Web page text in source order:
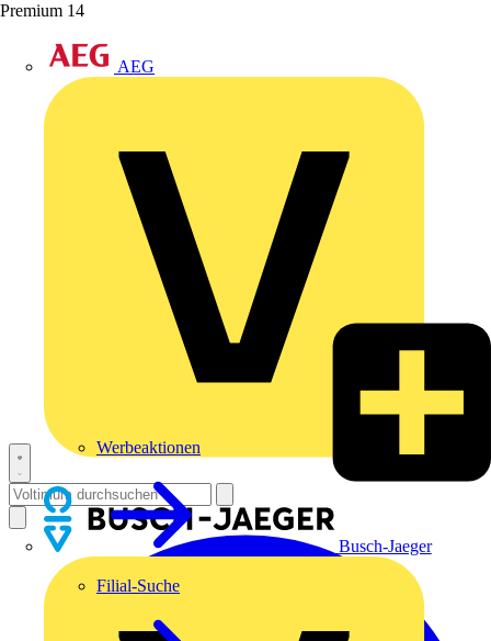
Premium 14
AEG
Busch-Jaeger
Werbeaktionen
Filial-Suche